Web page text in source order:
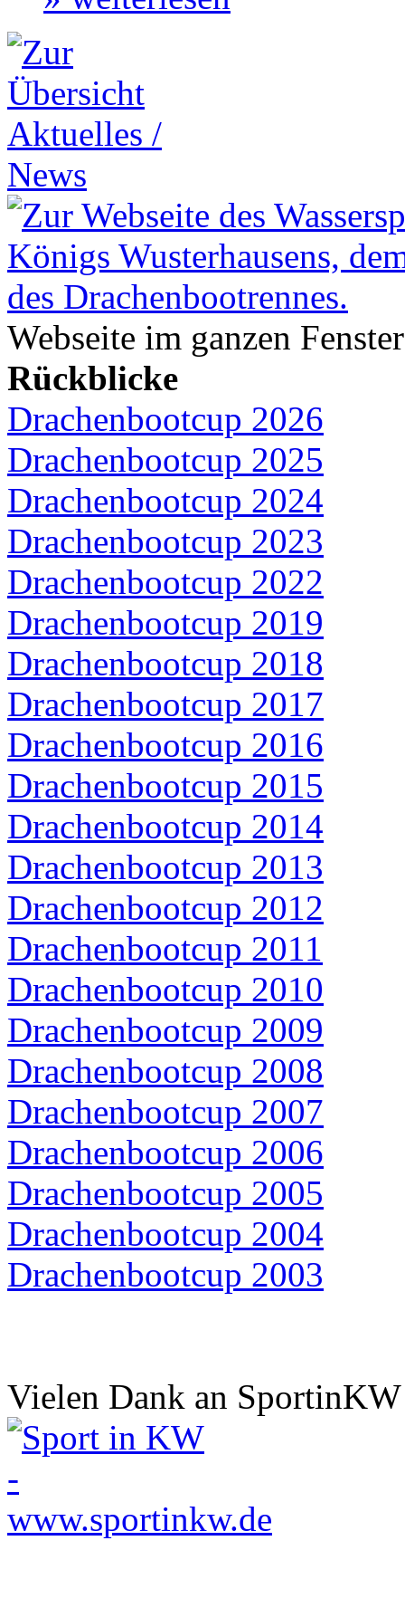
Webseite im ganzen
Rückblicke
Drachenbootcup 2026
Drachenbootcup 2025
Drachenbootcup 2024
Drachenbootcup 2023
Drachenbootcup 2022
Drachenbootcup 2019
Drachenbootcup 2018
Drachenbootcup 2017
Drachenbootcup 2016
Drachenbootcup 2015
Drachenbootcup 2014
Drachenbootcup 2013
Drachenbootcup 2012
Drachenbootcup 2011
Drachenbootcup 2010
Drachenbootcup 2009
Drachenbootcup 2008
Drachenbootcup 2007
Drachenbootcup 2006
Drachenbootcup 2005
Drachenbootcup 2004
Drachenbootcup 2003
Vielen Dank an SportinKW